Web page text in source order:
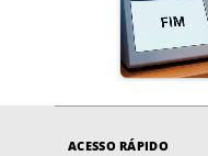
ACESSO RÁPIDO